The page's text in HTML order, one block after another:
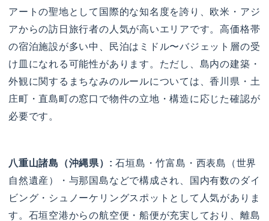
アートの聖地として国際的な知名度を誇り、欧米・アジ
アからの訪日旅行者の人気が高いエリアです。高価格帯
の宿泊施設が多い中、民泊はミドル〜バジェット層の受
け皿になれる可能性があります。ただし、島内の建築・
外観に関するまちなみのルールについては、香川県・土
庄町・直島町の窓口で物件の立地・構造に応じた確認が
必要です。
八重山諸島（沖縄県）: 石垣島・竹富島・西表島（世界
自然遺産）・与那国島などで構成され、国内有数のダイ
ビング・シュノーケリングスポットとして人気がありま
す。石垣空港からの航空便・船便が充実しており、離島